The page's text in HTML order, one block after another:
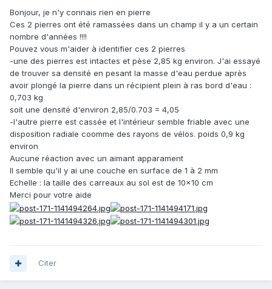
Bonjour, je n'y connais rien en pierre
Ces 2 pierres ont été ramassées dans un champ il y a un certain
nombre d'années !!!!
Pouvez vous m'aider à identifier ces 2 pierres
-une des pierres est intactes et pèse 2,85 kg environ. J'ai essayé
de trouver sa densité en pesant la masse d'eau perdue après
avoir plongé la pierre dans un récipient plein à ras bord d'eau :
0,703 kg
soit une densité d'environ 2,85/0.703 = 4,05
-l'autre pierre est cassée et l'intérieur semble friable avec une
disposition radiale coomme des rayons de vélos. poids 0,9 kg
environ
Aucune réaction avec un aimant apparament
Il semble qu'il y ai une couche en surface de 1 à 2 mm
Echelle : la taille des carreaux au sol est de 10x10 cm
Merci pour votre aide
Citer